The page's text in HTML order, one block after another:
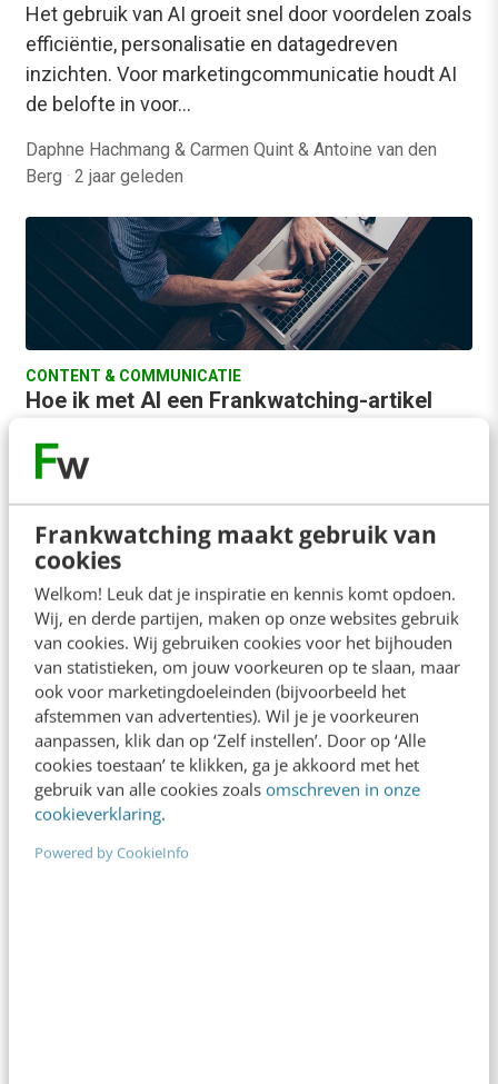
Frankwatching maakt gebruik van
cookies
Welkom! Leuk dat je inspiratie en kennis komt opdoen.
Wij, en derde partijen, maken op onze websites gebruik
van cookies. Wij gebruiken cookies voor het bijhouden
van statistieken, om jouw voorkeuren op te slaan, maar
ook voor marketingdoeleinden (bijvoorbeeld het
afstemmen van advertenties). Wil je je voorkeuren
aanpassen, klik dan op ‘Zelf instellen’. Door op ‘Alle
cookies toestaan’ te klikken, ga je akkoord met het
gebruik van alle cookies zoals omschreven in onze
cookieverklaring.
Powered by CookieInfo
Het gebruik van AI groeit snel door voordelen zoals
efficiëntie, personalisatie en datagedreven
inzichten. Voor marketingcommunicatie houdt AI
de belofte in voor…
Daphne Hachmang & Carmen Quint & Antoine van den
Berg · 2 jaar geleden
CONTENT & COMMUNICATIE
Hoe ik met AI een Frankwatching-artikel
Voor mij is het belangrijk dat een verhaal altijd van
Jerrel Arkes
AI & TECH
De AI Act is in werking getreden: dit moet je
nu doen
Per 1 augustus 2024 is de AI Act in werking. Deze